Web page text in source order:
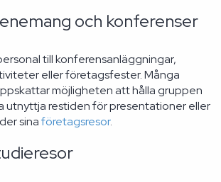
och konferenser
till konferensanläggningar,
eller företagsfester. Många
möjligheten att hålla gruppen
utnyttja restiden för presentationer eller
sinaföretagsresor.